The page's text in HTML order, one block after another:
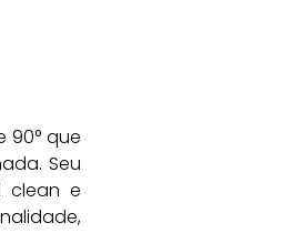
90° que
Seu
clean e